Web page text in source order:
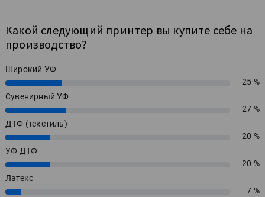
Какой следующий принтер вы купите себе на
производство?
Широкий УФ
25%
25 %
Сувенирный УФ
27%
27 %
ДТФ (текстиль)
20%
20 %
УФ ДТФ
20%
20 %
Латекс
7%
7 %